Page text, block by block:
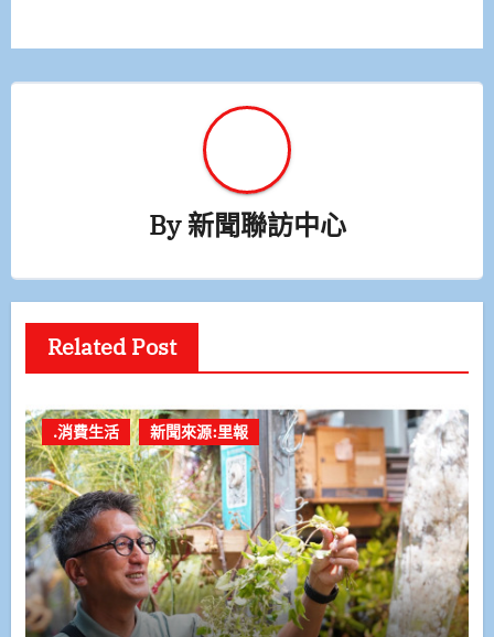
By新聞聯訪中心
Related Post
.消費生活 新聞來源:里報